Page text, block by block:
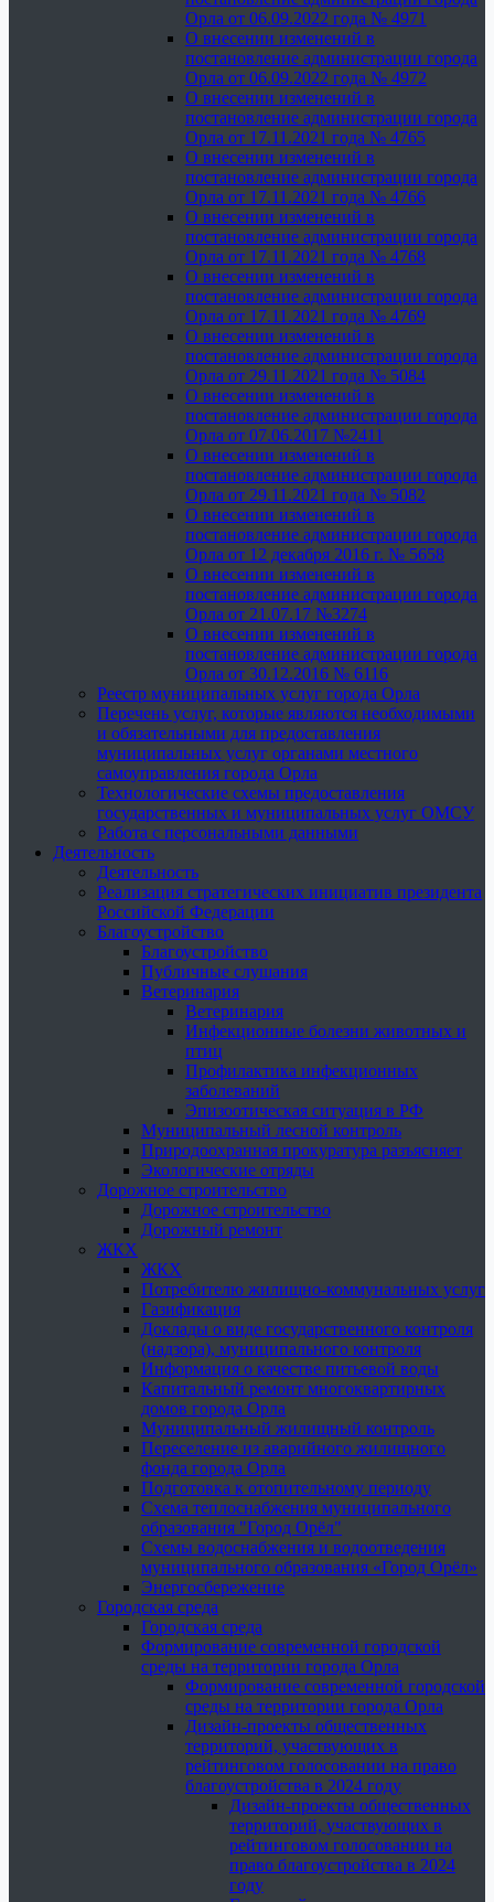
Орла от 06.09.2022 года № 4971
О внесении изменений в
постановление администрации города
Орла от 06.09.2022 года № 4972
О внесении изменений в
постановление администрации города
Орла от 17.11.2021 года № 4765
О внесении изменений в
постановление администрации города
Орла от 17.11.2021 года № 4766
О внесении изменений в
постановление администрации города
Орла от 17.11.2021 года № 4768
О внесении изменений в
постановление администрации города
Орла от 17.11.2021 года № 4769
О внесении изменений в
постановление администрации города
Орла от 29.11.2021 года № 5084
О внесении изменений в
постановление администрации города
Орла от 07.06.2017 №2411
О внесении изменений в
постановление администрации города
Орла от 29.11.2021 года № 5082
О внесении изменений в
постановление администрации города
Орла от 12 декабря 2016 г. № 5658
О внесении изменений в
постановление администрации города
Орла от 21.07.17 №3274
О внесении изменений в
постановление администрации города
Орла от 30.12.2016 № 6116
Реестр муниципальных услуг города Орла
Перечень услуг, которые являются необходимыми
и обязательными для предоставления
муниципальных услуг органами местного
самоуправления города Орла
Технологические схемы предоставления
государственных и муниципальных услуг ОМСУ
Работа с персональными данными
Деятельность
Деятельность
Реализация стратегических инициатив президента
Российской Федерации
Благоустройство
Благоустройство
Публичные слушания
Ветеринария
Ветеринария
Инфекционные болезни животных и
птиц
Профилактика инфекционных
заболеваний
Эпизоотическая ситуация в РФ
Муниципальный лесной контроль
Природоохранная прокуратура разъясняет
Экологические отряды
Дорожное строительство
Дорожное строительство
Дорожный ремонт
ЖКХ
ЖКХ
Потребителю жилищно-коммунальных услуг
Газификация
Доклады о виде государственного контроля
(надзора), муниципального контроля
Информация о качестве питьевой воды
Капитальный ремонт многоквартирных
домов города Орла
Муниципальный жилищный контроль
Переселение из аварийного жилищного
фонда города Орла
Подготовка к отопительному периоду
Схема теплоснабжения муниципального
образования "Город Орёл"
Схемы водоснабжения и водоотведения
муниципального образования «Город Орёл»
Энергосбережение
Городская среда
Городская среда
Формирование современной городской
среды на территории города Орла
Формирование современной городской
среды на территории города Орла
Дизайн-проекты общественных
территорий, участвующих в
рейтинговом голосовании на право
благоустройства в 2024 году
Дизайн-проекты общественных
территорий, участвующих в
рейтинговом голосовании на
право благоустройства в 2024
году